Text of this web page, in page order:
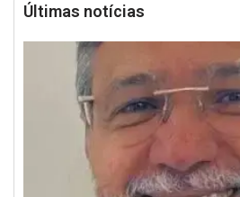
Últimas notícias